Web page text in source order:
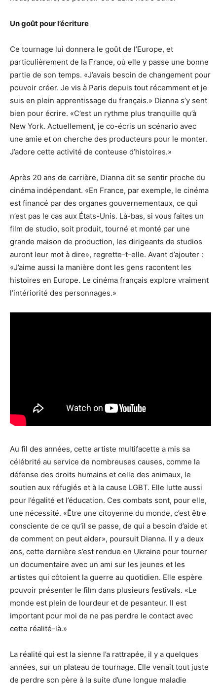
Un goût pour l’écriture
Ce tournage lui donnera le goût de l’Europe, et
particulièrement de la France, où elle y passe une bonne
partie de son temps. «J’avais besoin de changement pour
pouvoir créer. Je vis à Paris depuis tout récemment et je
suis en plein apprentissage du français.» Dianna s’y sent
bien pour écrire. «C’est un rythme plus tranquille qu’à
New York. Actuellement, je co-écris un scénario avec
une amie et on cherche des producteurs pour le monter.
J’adore cette activité de conteuse d’histoires.»
Après 20 ans de carrière, Dianna dit se sentir proche du
cinéma indépendant. «En France, par exemple, le cinéma
est financé par des organes gouvernementaux, ce qui
n’est pas le cas aux États-Unis. Là-bas, si vous faites un
film de studio, soit produit, tourné et monté par une
grande maison de production, les dirigeants de studios
auront leur mot à dire», regrette-t-elle. Avant d’ajouter :
«J’aime aussi la manière dont les gens racontent les
histoires en Europe. Le cinéma français explore vraiment
l’intériorité des personnages.»
Au fil des années, cette artiste multifacette a mis sa
célébrité au service de nombreuses causes, comme la
défense des droits humains et celle des animaux, le
soutien aux réfugiés et à la cause LGBT. Elle lutte aussi
pour l’égalité et l’éducation. Ces combats sont, pour elle,
une nécessité. «Être une citoyenne du monde, c’est être
consciente de ce qu’il se passe, de qui a besoin d’aide et
de comment on peut aider», poursuit Dianna. Il y a deux
ans, cette dernière s’est rendue en Ukraine pour tourner
un documentaire avec un ami sur les jeunes et les
artistes qui côtoient la guerre au quotidien. Elle espère
pouvoir présenter le film dans plusieurs festivals. «Le
monde est plein de lourdeur et de pesanteur. Il est
important pour moi de ne pas perdre le contact avec
cette réalité-là.»
La réalité qui est la sienne l’a rattrapée, il y a quelques
années, sur un plateau de tournage. Elle venait tout juste
de perdre son père à la suite d’une longue maladie